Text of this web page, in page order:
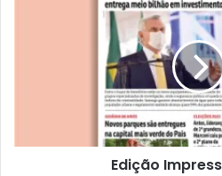
Edição